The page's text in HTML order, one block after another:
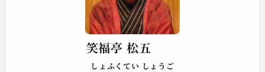
笑福亭 松五
しょふくてい しょうご